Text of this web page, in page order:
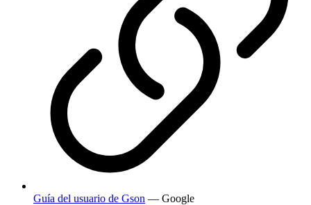
Guía del usuario de Gson — Google